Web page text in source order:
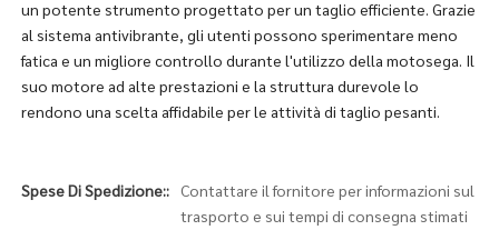
un potente strumento progettato per un taglio efficiente. Grazie
al sistema antivibrante, gli utenti possono sperimentare meno
fatica e un migliore controllo durante l'utilizzo della motosega. Il
suo motore ad alte prestazioni e la struttura durevole lo
rendono una scelta affidabile per le attività di taglio pesanti.
Spese Di Spedizione::
Contattare il fornitore per informazioni sul
trasporto e sui tempi di consegna stimati